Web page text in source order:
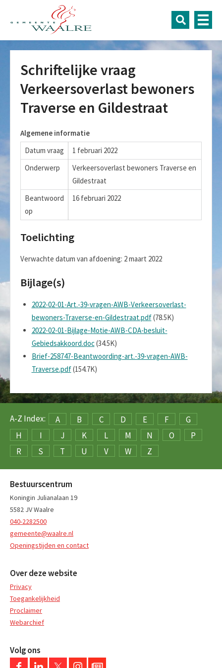
Schriftelijke vraag
Verkeersoverlast bewoners
Traverse en Gildestraat
Algemene informatie
Datum vraag
1 februari 2022
Onderwerp
Verkeersoverlast bewoners Traverse en
Gildestraat
Beantwoord
op
16 februari 2022
Toelichting
Verwachte datum van afdoening: 2 maart 2022
Bijlage(s)
2022-02-01-Art.-39-vragen-AWB-Verkeersoverlast-
bewoners-Traverse-en-Gildestraat.pdf(78.5K)
2022-02-01-Bijlage-Motie-AWB-CDA-besluit-
Gebiedsakkoord.doc(34.5K)
Brief-258747-Beantwoording-art.-39-vragen-AWB-
Traverse.pdf(154.7K)
A-Z Index: A B C D E F
G
H
I J K L M N O
P
R
S T U V W Z
Bestuurscentrum
Koningin Julianalaan 19
5582 JV Waalre
040-2282500
gemeente@waalre.nl
Openingstijden en contact
Over deze website
Privacy
Toegankelijkheid
Proclaimer
Webarchief
Volg ons